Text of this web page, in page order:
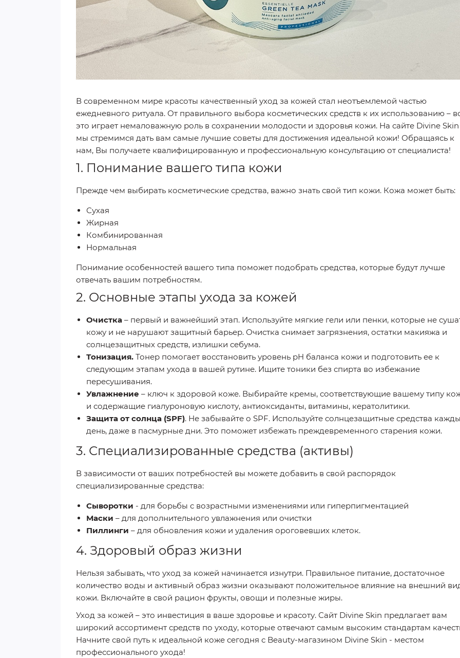
В современном мире красоты качественный уход за кожей стал неотъемлемой частью
ежедневного ритуала. От правильного выбора косметических средств к их использованию –
это играет немаловажную роль в сохранении молодости и здоровья кожи. На сайте Divine Skin
мы стремимся дать вам самые лучшие советы для достижения идеальной кожи! Обращаясь к
нам, Вы получаете квалифицированную и профессиональную консультацию от специалиста!
1. Понимание вашего типа кожи
Прежде чем выбирать косметические средства, важно знать свой тип кожи. Кожа может быть:
Сухая
Жирная
Комбинированная
Нормальная
Понимание особенностей вашего типа поможет подобрать средства, которые будут лучше
отвечать вашим потребностям.
2. Основные этапы ухода за кожей
Очистка – первый и важнейший этап. Используйте мягкие гели или пенки, которые не
кожу и не нарушают защитный барьер. Очистка снимает загрязнения, остатки макияжа и
солнцезащитных средств, излишки себума.
Тонизация. Тонер помогает восстановить уровень pH баланса кожи и подготовить ее к
следующим этапам ухода в вашей рутине. Ищите тоники без спирта во избежание
пересушивания.
Увлажнение – ключ к здоровой коже. Выбирайте кремы, соответствующие вашему типу
и содержащие гиалуроновую кислоту, антиоксиданты, витамины, кератолитики.
Защита от солнца (SPF). Не забывайте о SPF. Используйте солнцезащитные средства
день, даже в пасмурные дни. Это поможет избежать преждевременного старения кожи.
3. Специализированные средства (активы)
В зависимости от ваших потребностей вы можете добавить в свой распорядок
специализированные средства:
Cыворотки - для борьбы с возрастными изменениями или гиперпигментацией
Маски – для дополнительного увлажнения или очистки
Пиллинги – для обновления кожи и удаления ороговевших клеток.
4. Здоровый образ жизни
Нельзя забывать, что уход за кожей начинается изнутри. Правильное питание, достаточное
количество воды и активный образ жизни оказывают положительное влияние на внешний
кожи. Включайте в свой рацион фрукты, овощи и полезные жиры.
Уход за кожей – это инвестиция в ваше здоровье и красоту. Сайт Divine Skin предлагает вам
широкий ассортимент средств по уходу, которые отвечают самым высоким стандартам
Начните свой путь к идеальной коже сегодня с Beauty-магазином Divine Skin - местом
профессионального ухода!